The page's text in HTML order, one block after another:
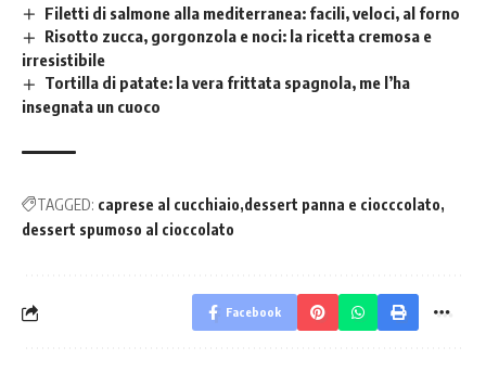
Filetti di salmone alla mediterranea: facili, veloci, al forno
Risotto zucca, gorgonzola e noci: la ricetta cremosa e
irresistibile
Tortilla di patate: la vera frittata spagnola, me l’ha
insegnata un cuoco
TAGGED: caprese al cucchiaio dessert panna e ciocccolato
dessert spumoso al cioccolato
Facebook